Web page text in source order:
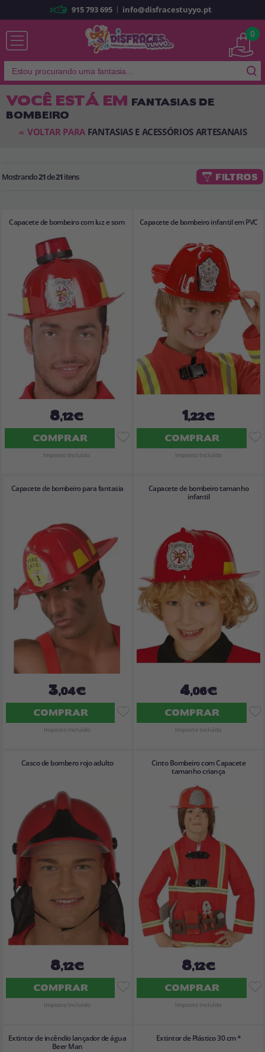
Já sou cliente
Lembrar-me
Ao criar uma conta em disfracestuyyo.pt
compras rapidamente em nossa loja virtual, verificar o status de seus
pedidos e consultar suas operações anteriores.
Vá em frente! Estávamos esperando por você.
CRIAR CONTA
915 793 695 | info@disfracestuyyo.pt
0
VOCÊ ESTÁ EM FANTASIAS DE
BOMBEIRO
<< VOLTAR PARA FANTASIAS E ACESSÓRIOS ARTESANAIS
Mostrando21de21itens FILTROS
Capacete de bombeiro com luz e som
8,12€
COMPRAR
Imposto Incluído
Capacete de bombeiro infantil em PVC
1,22€
COMPRAR
Imposto Incluído
Capacete de bombeiro para fantasia
3,04€
COMPRAR
Imposto Incluído
Capacete de bombeiro tamanho
infantil
4,06€
COMPRAR
Imposto Incluído
Casco de bombero rojo adulto
8,12€
COMPRAR
Imposto Incluído
Cinto Bombeiro com Capacete
tamanho criança
8,12€
COMPRAR
Imposto Incluído
Extintor de incêndio lançador de água
Beer Man
Extintor de Plástico 30 cm *